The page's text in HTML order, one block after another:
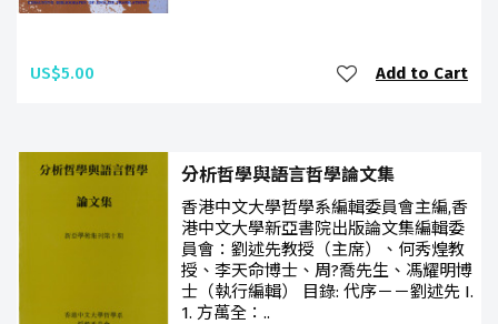
US$5.00 Add to Cart
分析哲學與語言哲學論文集
香港中文大學哲學系編輯委員會主編,香
港中文大學新亞書院出版論文集編輯委
員會：劉述先教授（主席）、何秀煌教
授、李天命博士、周?喬先生、馮耀明博
士（執行編輯） 目錄: 代序－－劉述先 I.
1. 方萬全：..